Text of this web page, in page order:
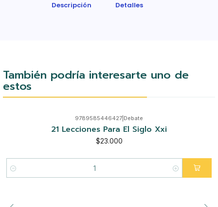
Descripción Detalles
También podría interesarte uno de
estos
9789585446427 Debate
21 Lecciones Para El Siglo Xxi
$23.000
Cantidad